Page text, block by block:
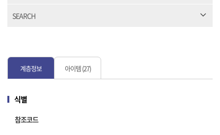
SEARCH
계층정보 아이템 (27)
식별
참조코드